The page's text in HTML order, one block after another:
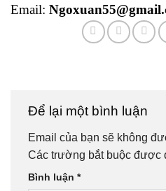
Email:
Để lại một bình luận
Email của bạn sẽ không
Các trường bắt buộc được
Bình luận *